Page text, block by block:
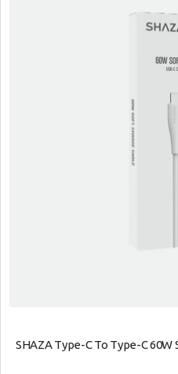
SHAZA Type-C To Type-C